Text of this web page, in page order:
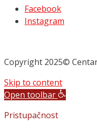
Facebook
Instagram
Copyright 2025©
Skip to content
Open toolbar
Pristupačnost